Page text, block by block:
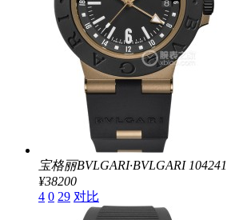
宝格丽BVLGARI∙BVLGARI 104241
¥38200
4 0 29 对比